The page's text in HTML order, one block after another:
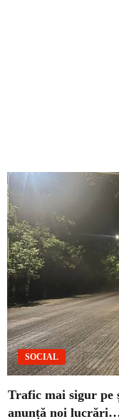
SOCIAL
Trafic mai sigur pe
anunță noi